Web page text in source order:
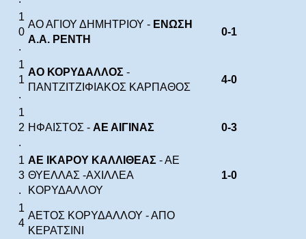
1
0
.
ΑΟ ΑΓΙΟΥ ΔΗΜΗΤΡΙΟΥ - ΕΝΩΣΗ
Α.Α. ΡΕΝΤΗ
0-1
1
1
.
ΑΟ ΚΟΡΥΔΑΛΛΟΣ -
ΠΑΝΤΖΙΤΖΙΦΙΑΚΟΣ ΚΑΡΠΑΘΟΣ
4-0
1
2
.
ΗΦΑΙΣΤΟΣ - ΑΕ ΑΙΓΙΝΑΣ 0-3
1
3
.
ΑΕ ΙΚΑΡΟΥ ΚΑΛΛΙΘΕΑΣ - ΑΕ
ΘΥΕΛΛΑΣ -ΑΧΙΛΛΕΑ
ΚΟΡΥΔΑΛΛΟΥ
1-0
1
4
ΑΕΤΟΣ ΚΟΡΥΔΑΛΛΟΥ - ΑΠΟ
ΚΕΡΑΤΣΙΝΙ